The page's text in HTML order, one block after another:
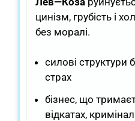
цинізм, грубість і
без моралі.
силові структури
страх
бізнес, що
відкатах,